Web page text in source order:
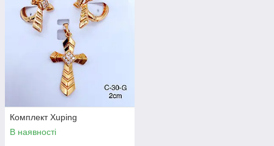
Комплект Xuping
В наявності